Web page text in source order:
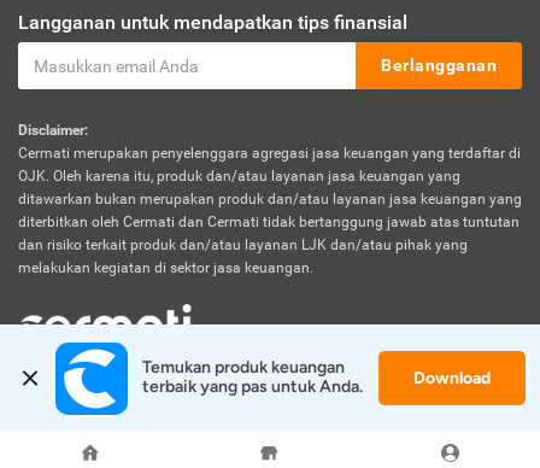
Langganan untuk mendapatkan tips finansial
Berlangganan
Disclaimer:
Cermati merupakan penyelenggara agregasi jasa keuangan yang terdaftar di
OJK. Oleh karena itu, produk dan/atau layanan jasa keuangan yang
ditawarkan bukan merupakan produk dan/atau layanan jasa keuangan yang
diterbitkan oleh Cermati dan Cermati tidak bertanggung jawab atas tuntutan
dan risiko terkait produk dan/atau layanan LJK dan/atau pihak yang
melakukan kegiatan di sektor jasa keuangan.
© 2026 Cermati. All Rights Reserved.
Temukan produk keuangan
terbaik yang pas untuk Anda.
Download